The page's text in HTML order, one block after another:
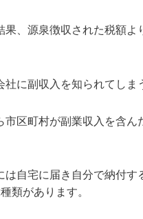
果、源泉徴収された税額
に副収入を知られてしま
市区町村が副業収入を含
自宅に届き自分で納付す
種類があります。